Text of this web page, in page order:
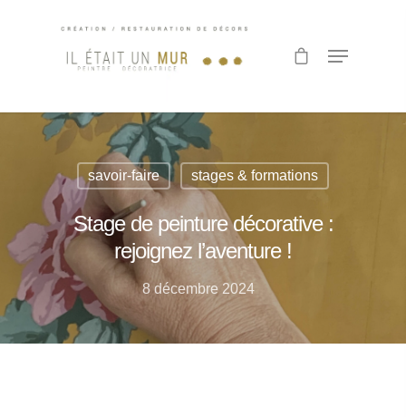
savoir-faire stages & formations
Stage de peinture décorative :
rejoignez l’aventure !
8 décembre 2024